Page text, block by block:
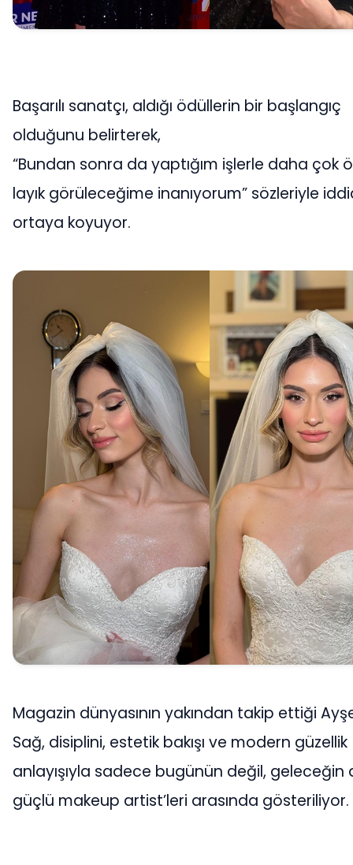
Başarılı sanatçı, aldığı ödüllerin bir başlangıç
olduğunu belirterek,
“Bundan sonra da yaptığım işlerle daha çok
layık görüleceğime inanıyorum” sözleriyle
ortaya koyuyor.
Magazin dünyasının yakından takip ettiği
Sağ, disiplini, estetik bakışı ve modern güzellik
anlayışıyla sadece bugünün değil, geleceğin
güçlü makeup artist’leri arasında gösteriliyor.